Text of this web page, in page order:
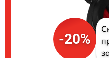
-20%